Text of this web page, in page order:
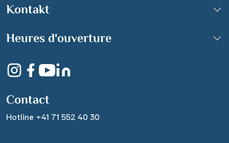
© DutchScenery -
Kontakt
Heures d'ouverture
Contact
Hotline +41 71 552 40 30